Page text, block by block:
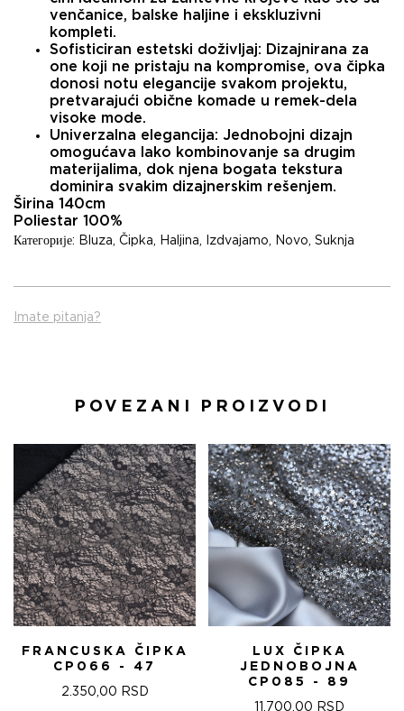
venčanice, balske haljine i ekskluzivni
kompleti.
Sofisticiran estetski doživljaj: Dizajnirana za
one koji ne pristaju na kompromise, ova čipka
donosi notu elegancije svakom projektu,
pretvarajući obične komade u remek-dela
visoke mode.
Univerzalna elegancija: Jednobojni dizajn
omogućava lako kombinovanje sa drugim
materijalima, dok njena bogata tekstura
dominira svakim dizajnerskim rešenjem.
Širina 140cm
Poliestar 100%
Категорије: Bluza, Čipka, Haljina, Izdvajamo, Novo, Suknja
Imate pitanja?
POVEZANI PROIZVODI
FRANCUSKA ČIPKA
CP066 - 47
2.350,00 RSD
LUX ČIPKA
JEDNOBOJNA
CP085 - 89
11.700,00 RSD